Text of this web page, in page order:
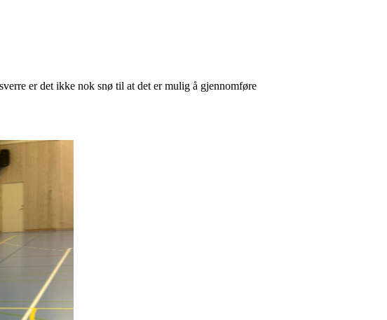
er det ikke nok snø til at det er mulig å gjennomføre